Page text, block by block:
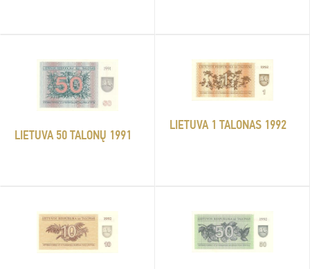
LIETUVA 50 TALONŲ 1991
LIETUVA 1 TALONAS 1992